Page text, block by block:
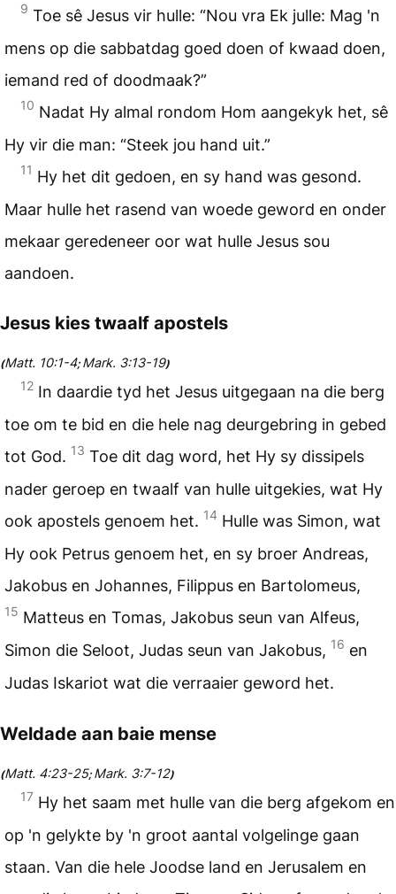
9 Toe sê Jesus vir hulle: “Nou vra Ek julle: Mag 'n
mens op die sabbatdag goed doen of kwaad doen,
iemand red of doodmaak?”
10 Nadat Hy almal rondom Hom aangekyk het, sê
Hy vir die man: “Steek jou hand uit.”
11 Hy het dit gedoen, en sy hand was gesond.
Maar hulle het rasend van woede geword en onder
mekaar geredeneer oor wat hulle Jesus sou
aandoen.
Jesus kies twaalf apostels
(Matt. 10:1-4;Mark. 3:13-19)
12 In daardie tyd het Jesus uitgegaan na die berg
toe om te bid en die hele nag deurgebring in gebed
tot God. 13 Toe dit dag word, het Hy sy dissipels
nader geroep en twaalf van hulle uitgekies, wat Hy
ook apostels genoem het. 14 Hulle was Simon, wat
Hy ook Petrus genoem het, en sy broer Andreas,
Jakobus en Johannes, Filippus en Bartolomeus,
15 Matteus en Tomas, Jakobus seun van Alfeus,
Simon die Seloot, Judas seun van Jakobus, 16 en
Judas Iskariot wat die verraaier geword het.
Weldade aan baie mense
(Matt. 4:23-25;Mark. 3:7-12)
17 Hy het saam met hulle van die berg afgekom en
op 'n gelykte by 'n groot aantal volgelinge gaan
staan. Van die hele Joodse land en Jerusalem en